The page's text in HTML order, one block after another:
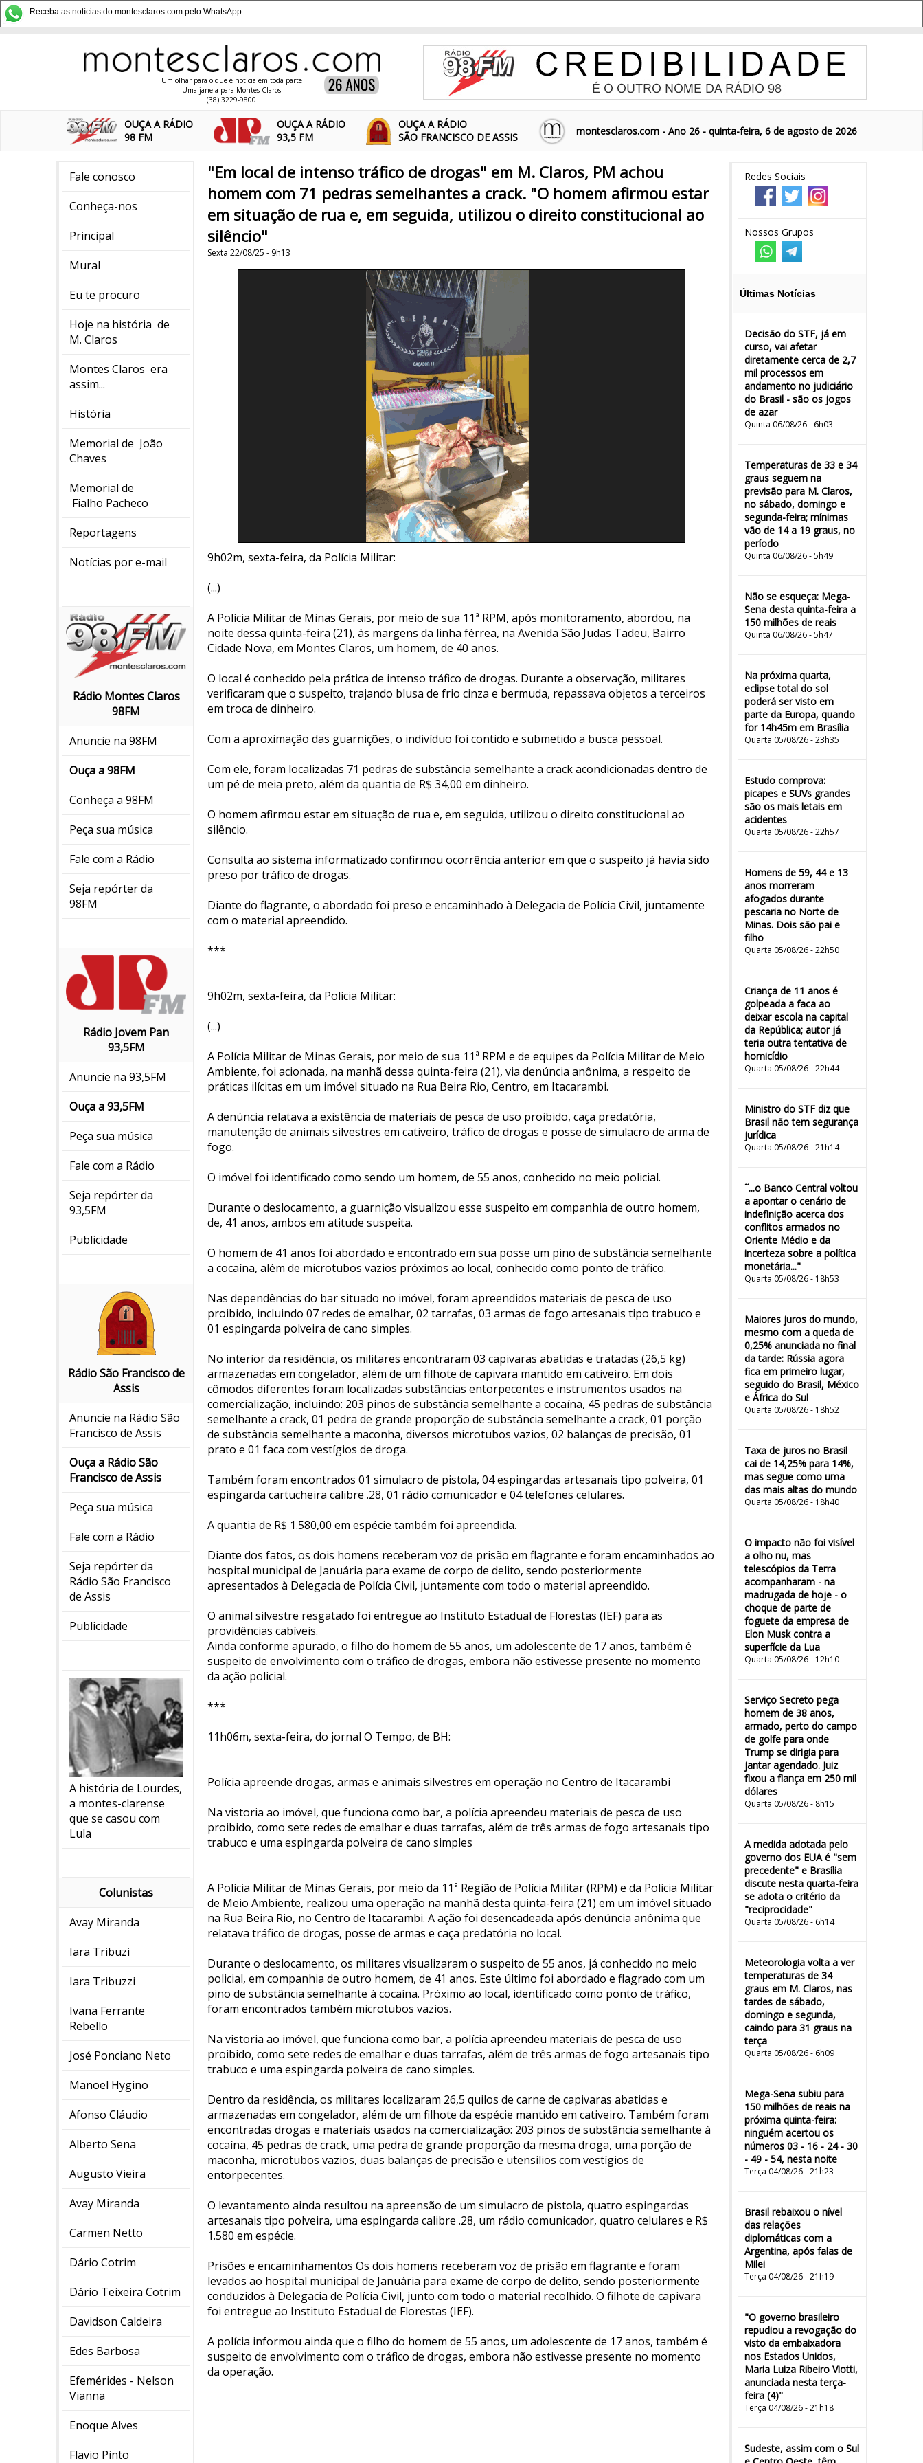
Receba as notícias do montesclaros.com pelo WhatsApp
Um olhar para o que é notícia em toda parte
Uma janela para Montes Claros
(38) 3229-9800
OUÇA A RÁDIO
98 FM
OUÇA A RÁDIO
93,5 FM
OUÇA A RÁDIO
SÃO FRANCISCO DE ASSIS
montesclaros.com - Ano 26 - quinta-feira, 6 de agosto de 2026
Fale conosco
Conheça-nos
Principal
Mural
Eu te procuro
Hoje na história de
M. Claros
Montes Claros era
assim...
História
Memorial de João
Chaves
Memorial de
Fialho Pacheco
Reportagens
Notícias por e-mail
Rádio Montes Claros
98FM
Anuncie na 98FM
Ouça a 98FM
Conheça a 98FM
Peça sua música
Fale com a Rádio
Seja repórter da
98FM
Rádio Jovem Pan
93,5FM
Anuncie na 93,5FM
Ouça a 93,5FM
Peça sua música
Fale com a Rádio
Seja repórter da
93,5FM
Publicidade
Rádio São Francisco de
Assis
Anuncie na Rádio São
Francisco de Assis
Ouça a Rádio São
Francisco de Assis
Peça sua música
Fale com a Rádio
Seja repórter da
Rádio São Francisco
de Assis
Publicidade
A história de Lourdes,
a montes-clarense
que se casou com
Lula
Colunistas
Avay Miranda
Iara Tribuzi
Iara Tribuzzi
Ivana Ferrante
Rebello
José Ponciano Neto
Manoel Hygino
Afonso Cláudio
Alberto Sena
Augusto Vieira
Avay Miranda
Carmen Netto
Dário Cotrim
Dário Teixeira Cotrim
Davidson Caldeira
Edes Barbosa
Efemérides - Nelson
Vianna
Enoque Alves
Flavio Pinto
Redes Sociais
Nossos Grupos
Últimas Notícias
Decisão do STF, já em
curso, vai afetar
diretamente cerca de 2,7
mil processos em
andamento no judiciário
do Brasil - são os jogos
de azar
Quinta 06/08/26 - 6h03
Temperaturas de 33 e 34
graus seguem na
previsão para M. Claros,
no sábado, domingo e
segunda-feira; mínimas
vão de 14 a 19 graus, no
período
Quinta 06/08/26 - 5h49
Não se esqueça: Mega-
Sena desta quinta-feira a
150 milhões de reais
Quinta 06/08/26 - 5h47
Na próxima quarta,
eclipse total do sol
poderá ser visto em
parte da Europa, quando
for 14h45m em Brasília
Quarta 05/08/26 - 23h35
Estudo comprova:
picapes e SUVs grandes
são os mais letais em
acidentes
Quarta 05/08/26 - 22h57
Homens de 59, 44 e 13
anos morreram
afogados durante
pescaria no Norte de
Minas. Dois são pai e
filho
Quarta 05/08/26 - 22h50
Criança de 11 anos é
golpeada a faca ao
deixar escola na capital
da República; autor já
teria outra tentativa de
homicídio
Quarta 05/08/26 - 22h44
Ministro do STF diz que
Brasil não tem segurança
jurídica
Quarta 05/08/26 - 21h14
˜...o Banco Central voltou
a apontar o cenário de
indefinição acerca dos
conflitos armados no
Oriente Médio e da
incerteza sobre a política
monetária..."
Quarta 05/08/26 - 18h53
Maiores juros do mundo,
mesmo com a queda de
0,25% anunciada no final
da tarde: Rússia agora
fica em primeiro lugar,
seguido do Brasil, México
e África do Sul
Quarta 05/08/26 - 18h52
Taxa de juros no Brasil
cai de 14,25% para 14%,
mas segue como uma
das mais altas do mundo
Quarta 05/08/26 - 18h40
O impacto não foi visível
a olho nu, mas
telescópios da Terra
acompanharam - na
madrugada de hoje - o
choque de parte de
foguete da empresa de
Elon Musk contra a
superfície da Lua
Quarta 05/08/26 - 12h10
Serviço Secreto pega
homem de 38 anos,
armado, perto do campo
de golfe para onde
Trump se dirigia para
jantar agendado. Juiz
fixou a fiança em 250 mil
dólares
Quarta 05/08/26 - 8h15
A medida adotada pelo
governo dos EUA é "sem
precedente" e Brasília
discute nesta quarta-feira
se adota o critério da
"reciprocidade"
Quarta 05/08/26 - 6h14
Meteorologia volta a ver
temperaturas de 34
graus em M. Claros, nas
tardes de sábado,
domingo e segunda,
caindo para 31 graus na
terça
Quarta 05/08/26 - 6h09
Mega-Sena subiu para
150 milhões de reais na
próxima quinta-feira:
ninguém acertou os
números 03 - 16 - 24 - 30
- 49 - 54, nesta noite
Terça 04/08/26 - 21h23
Brasil rebaixou o nível
das relações
diplomáticas com a
Argentina, após falas de
Milei
Terça 04/08/26 - 21h19
"O governo brasileiro
repudiou a revogação do
visto da embaixadora
nos Estados Unidos,
Maria Luiza Ribeiro Viotti,
anunciada nesta terça-
feira (4)"
Terça 04/08/26 - 21h18
Sudeste, assim com o Sul
"Em local de intenso tráfico de drogas" em M. Claros, PM achou
homem com 71 pedras semelhantes a crack. "O homem afirmou estar
em situação de rua e, em seguida, utilizou o direito constitucional ao
silêncio"
Sexta 22/08/25 - 9h13
9h02m, sexta-feira, da Polícia Militar:
(...)
A Polícia Militar de Minas Gerais, por meio de sua 11ª RPM, após monitoramento, abordou, na
noite dessa quinta-feira (21), às margens da linha férrea, na Avenida São Judas Tadeu, Bairro
Cidade Nova, em Montes Claros, um homem, de 40 anos.
O local é conhecido pela prática de intenso tráfico de drogas. Durante a observação, militares
verificaram que o suspeito, trajando blusa de frio cinza e bermuda, repassava objetos a terceiros
em troca de dinheiro.
Com a aproximação das guarnições, o indivíduo foi contido e submetido a busca pessoal.
Com ele, foram localizadas 71 pedras de substância semelhante a crack acondicionadas dentro de
um pé de meia preto, além da quantia de R$ 34,00 em dinheiro.
O homem afirmou estar em situação de rua e, em seguida, utilizou o direito constitucional ao
silêncio.
Consulta ao sistema informatizado confirmou ocorrência anterior em que o suspeito já havia sido
preso por tráfico de drogas.
Diante do flagrante, o abordado foi preso e encaminhado à Delegacia de Polícia Civil, juntamente
com o material apreendido.
***
9h02m, sexta-feira, da Polícia Militar:
(...)
A Polícia Militar de Minas Gerais, por meio de sua 11ª RPM e de equipes da Polícia Militar de Meio
Ambiente, foi acionada, na manhã dessa quinta-feira (21), via denúncia anônima, a respeito de
práticas ilícitas em um imóvel situado na Rua Beira Rio, Centro, em Itacarambi.
A denúncia relatava a existência de materiais de pesca de uso proibido, caça predatória,
manutenção de animais silvestres em cativeiro, tráfico de drogas e posse de simulacro de arma de
fogo.
O imóvel foi identificado como sendo um homem, de 55 anos, conhecido no meio policial.
Durante o deslocamento, a guarnição visualizou esse suspeito em companhia de outro homem,
de, 41 anos, ambos em atitude suspeita.
O homem de 41 anos foi abordado e encontrado em sua posse um pino de substância semelhante
a cocaína, além de microtubos vazios próximos ao local, conhecido como ponto de tráfico.
Nas dependências do bar situado no imóvel, foram apreendidos materiais de pesca de uso
proibido, incluindo 07 redes de emalhar, 02 tarrafas, 03 armas de fogo artesanais tipo trabuco e
01 espingarda polveira de cano simples.
No interior da residência, os militares encontraram 03 capivaras abatidas e tratadas (26,5 kg)
armazenadas em congelador, além de um filhote de capivara mantido em cativeiro. Em dois
cômodos diferentes foram localizadas substâncias entorpecentes e instrumentos usados na
comercialização, incluindo: 203 pinos de substância semelhante a cocaína, 45 pedras de substância
semelhante a crack, 01 pedra de grande proporção de substância semelhante a crack, 01 porção
de substância semelhante a maconha, diversos microtubos vazios, 02 balanças de precisão, 01
prato e 01 faca com vestígios de droga.
Também foram encontrados 01 simulacro de pistola, 04 espingardas artesanais tipo polveira, 01
espingarda cartucheira calibre .28, 01 rádio comunicador e 04 telefones celulares.
A quantia de R$ 1.580,00 em espécie também foi apreendida.
Diante dos fatos, os dois homens receberam voz de prisão em flagrante e foram encaminhados ao
hospital municipal de Januária para exame de corpo de delito, sendo posteriormente
apresentados à Delegacia de Polícia Civil, juntamente com todo o material apreendido.
O animal silvestre resgatado foi entregue ao Instituto Estadual de Florestas (IEF) para as
providências cabíveis.
Ainda conforme apurado, o filho do homem de 55 anos, um adolescente de 17 anos, também é
suspeito de envolvimento com o tráfico de drogas, embora não estivesse presente no momento
da ação policial.
***
11h06m, sexta-feira, do jornal O Tempo, de BH:
Polícia apreende drogas, armas e animais silvestres em operação no Centro de Itacarambi
Na vistoria ao imóvel, que funciona como bar, a polícia apreendeu materiais de pesca de uso
proibido, como sete redes de emalhar e duas tarrafas, além de três armas de fogo artesanais tipo
trabuco e uma espingarda polveira de cano simples
A Polícia Militar de Minas Gerais, por meio da 11ª Região de Polícia Militar (RPM) e da Polícia Militar
de Meio Ambiente, realizou uma operação na manhã desta quinta-feira (21) em um imóvel situado
na Rua Beira Rio, no Centro de Itacarambi. A ação foi desencadeada após denúncia anônima que
relatava tráfico de drogas, posse de armas e caça predatória no local.
Durante o deslocamento, os militares visualizaram o suspeito de 55 anos, já conhecido no meio
policial, em companhia de outro homem, de 41 anos. Este último foi abordado e flagrado com um
pino de substância semelhante à cocaína. Próximo ao local, identificado como ponto de tráfico,
foram encontrados também microtubos vazios.
Na vistoria ao imóvel, que funciona como bar, a polícia apreendeu materiais de pesca de uso
proibido, como sete redes de emalhar e duas tarrafas, além de três armas de fogo artesanais tipo
trabuco e uma espingarda polveira de cano simples.
Dentro da residência, os militares localizaram 26,5 quilos de carne de capivaras abatidas e
armazenadas em congelador, além de um filhote da espécie mantido em cativeiro. Também foram
encontradas drogas e materiais usados na comercialização: 203 pinos de substância semelhante à
cocaína, 45 pedras de crack, uma pedra de grande proporção da mesma droga, uma porção de
maconha, microtubos vazios, duas balanças de precisão e utensílios com vestígios de
entorpecentes.
O levantamento ainda resultou na apreensão de um simulacro de pistola, quatro espingardas
artesanais tipo polveira, uma espingarda calibre .28, um rádio comunicador, quatro celulares e R$
1.580 em espécie.
Prisões e encaminhamentos Os dois homens receberam voz de prisão em flagrante e foram
levados ao hospital municipal de Januária para exame de corpo de delito, sendo posteriormente
conduzidos à Delegacia de Polícia Civil, junto com todo o material recolhido. O filhote de capivara
foi entregue ao Instituto Estadual de Florestas (IEF).
A polícia informou ainda que o filho do homem de 55 anos, um adolescente de 17 anos, também é
suspeito de envolvimento com o tráfico de drogas, embora não estivesse presente no momento
da operação.